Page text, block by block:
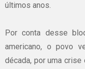
últimos anos.
Por conta desse
americano, o povo
década, por uma